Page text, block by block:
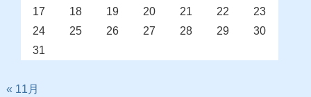
17
18 19 20 21 22
23
24
25 26 27 28 29
30
31
« 11月